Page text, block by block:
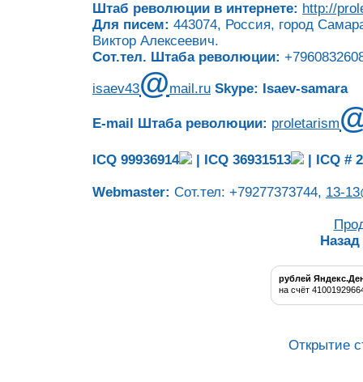
Штаб революции в интернете: http://
Для писем: 443074, Россия, город
Виктор Алексеевич.
Сот.тел. Штаба революции:
isaev43@mail.ru Skype: Isaev-samara
E-mail Штаба революции: proletarism
ICQ 99936914 | ICQ 36931513 | ICQ #
Webmaster: Сот.тел: +79277373744, 13-
Назад
рублей
на счёт
Открытие